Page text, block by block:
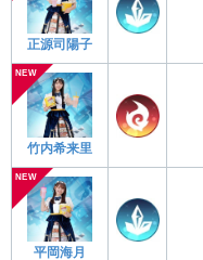
正源司陽子
竹内希来里
平岡海月